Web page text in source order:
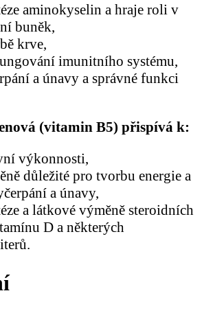
aminokyselin a hraje roli v
buněk,
krve,
imunitního systému,
a únavy a správné funkci
(vitamin B5) přispívá k:
výkonnosti,
důležité pro tvorbu energie a
a únavy,
a látkové výměně steroidních
D a některých